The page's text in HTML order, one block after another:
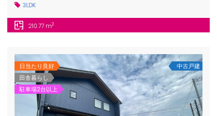
3LDK
210.77 m2
日当たり良好
田舎暮らし
駐車場2台以上
中古戸建
top-
manager/wp-